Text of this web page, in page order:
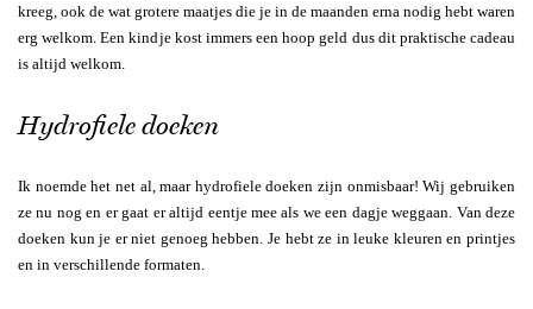
kreeg, ook de wat grotere maatjes die je in de maanden erna nodig hebt waren
erg welkom. Een kindje kost immers een hoop geld dus dit praktische cadeau
is altijd welkom.
Hydrofiele doeken
Ik noemde het net al, maar hydrofiele doeken zijn onmisbaar! Wij gebruiken
ze nu nog en er gaat er altijd eentje mee als we een dagje weggaan. Van deze
doeken kun je er niet genoeg hebben. Je hebt ze in leuke kleuren en printjes
en in verschillende formaten.